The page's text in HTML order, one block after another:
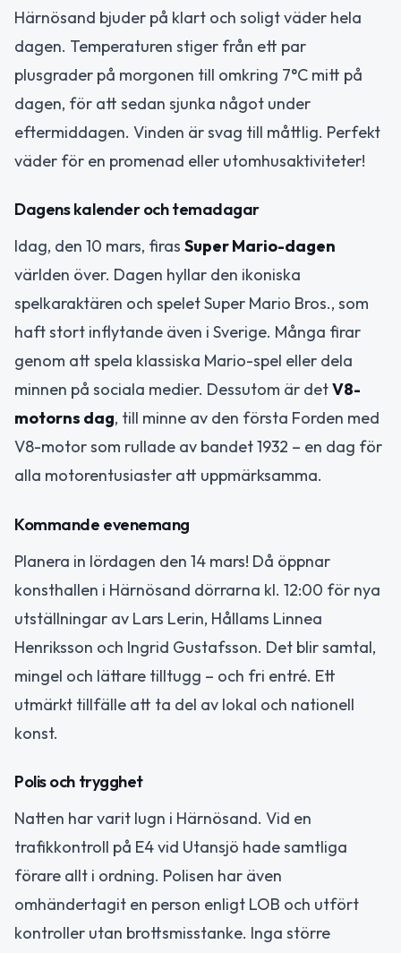
Härnösand bjuder på klart och soligt väder hela
dagen. Temperaturen stiger från ett par
plusgrader på morgonen till omkring 7°C mitt på
dagen, för att sedan sjunka något under
eftermiddagen. Vinden är svag till måttlig. Perfekt
väder för en promenad eller utomhusaktiviteter!
Dagens kalender och temadagar
Idag, den 10 mars, firas Super Mario-dagen
världen över. Dagen hyllar den ikoniska
spelkaraktären och spelet Super Mario Bros., som
haft stort inflytande även i Sverige. Många firar
genom att spela klassiska Mario-spel eller dela
minnen på sociala medier. Dessutom är detV8-
motorns dag, till minne av den första Forden med
V8-motor som rullade av bandet 1932 – en dag för
alla motorentusiaster att uppmärksamma.
Kommande evenemang
Planera in lördagen den 14 mars! Då öppnar
konsthallen i Härnösand dörrarna kl. 12:00 för nya
utställningar av Lars Lerin, Hållams Linnea
Henriksson och Ingrid Gustafsson. Det blir samtal,
mingel och lättare tilltugg – och fri entré. Ett
utmärkt tillfälle att ta del av lokal och nationell
konst.
Polis och trygghet
Natten har varit lugn i Härnösand. Vid en
trafikkontroll på E4 vid Utansjö hade samtliga
förare allt i ordning. Polisen har även
omhändertagit en person enligt LOB och utfört
kontroller utan brottsmisstanke. Inga större